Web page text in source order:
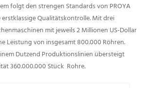
folgt den strengen Standards von PROYA
Qualitätskontrolle. Mit drei
mit jeweils 2 Millionen US-Dollar
Leistung von insgesamt 800.000 Röhren.
Dutzend Produktionslinien übersteigt
360.000.000 Stück Rohre.